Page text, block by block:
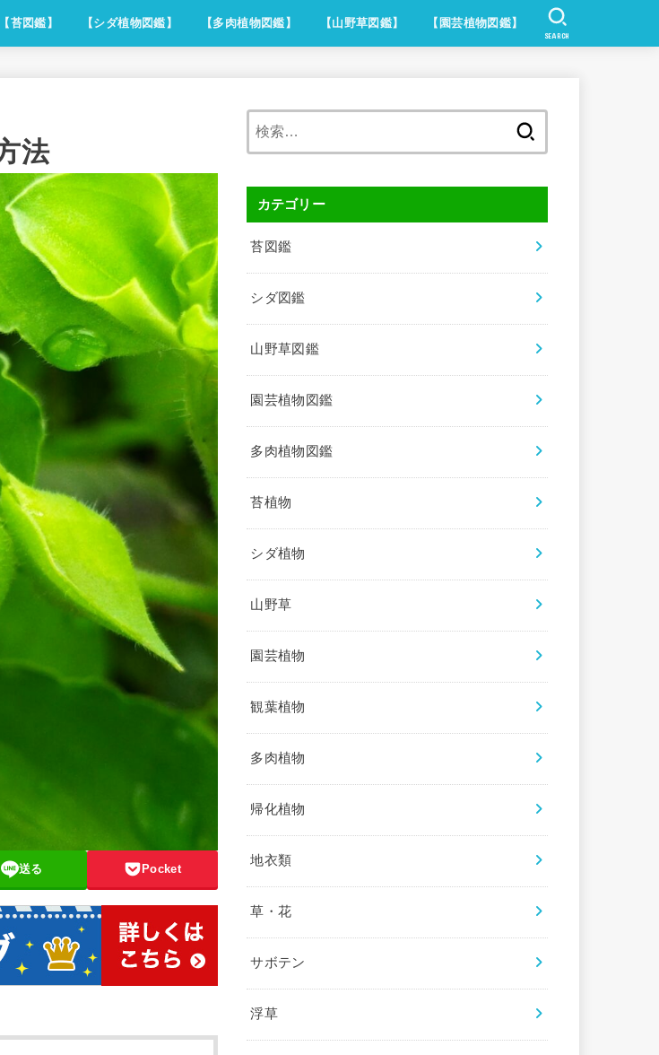
【苔図鑑】 【シダ植物図鑑】 【多肉植物図鑑】 【山野草図鑑】 【園芸植物図鑑】
SEARCH
法
送る Pocket
カテゴリー
苔図鑑
シダ図鑑
山野草図鑑
園芸植物図鑑
多肉植物図鑑
苔植物
シダ植物
山野草
園芸植物
観葉植物
多肉植物
帰化植物
地衣類
草・花
サボテン
浮草